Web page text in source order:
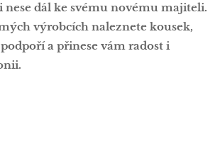
nese dál ke svému novému majiteli.
výrobcích naleznete kousek,
a přinese vám radost i
🌟